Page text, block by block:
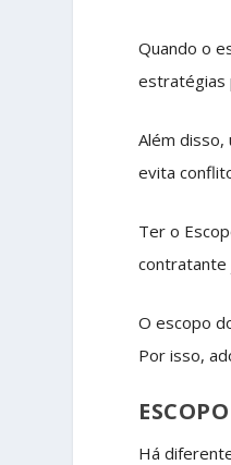
Quando o
estratégias
Além
evita
Ter o
contratante
O escopo
Por isso,
Há